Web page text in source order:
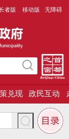
者版 移动版 无障碍
兑现 政民互动